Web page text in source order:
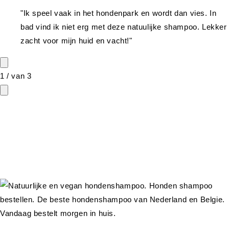
"Ik speel vaak in het hondenpark en wordt dan vies. In
bad vind ik niet erg met deze natuulijke shampoo. Lekker
zacht voor mijn huid en vacht!"
1 /van 3